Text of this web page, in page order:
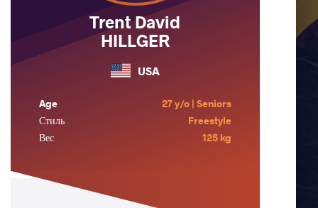
Trent David
HILLGER
USA
Age
27 y/o | Seniors
Стиль
Freestyle
Вес
125 kg